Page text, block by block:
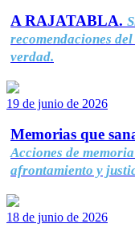
A RAJATABLA.
recomendaciones
verdad.
19 de junio de 2026
Memorias que
Acciones de
afrontamiento y
18 de junio de 2026